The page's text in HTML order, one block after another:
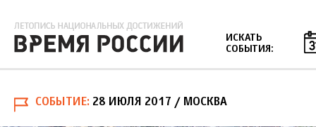
ИСКАТЬ
СОБЫТИЯ:
СОБЫТИЕ 28 ИЮЛЯ 2017 / МОСКВА